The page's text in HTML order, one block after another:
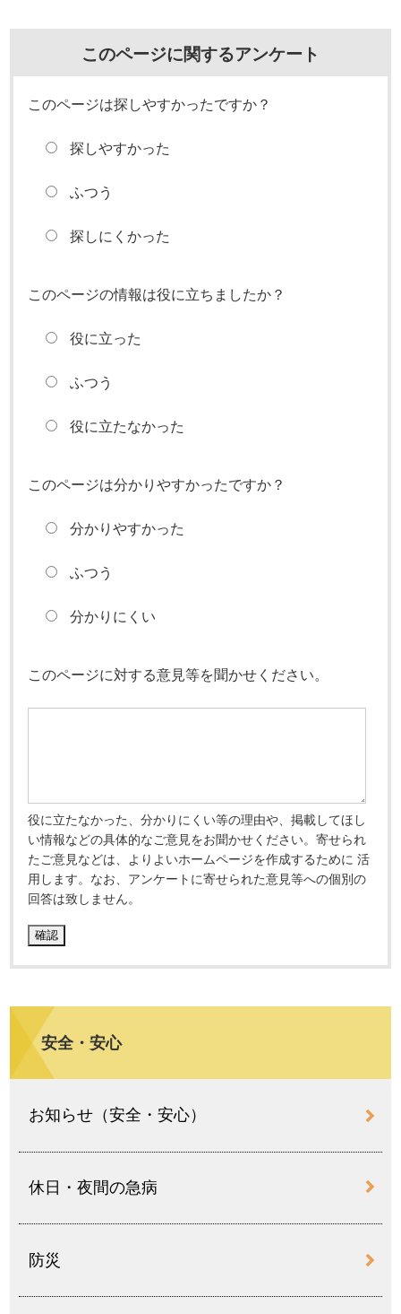
このページに関するアンケート
このページは探しやすかったですか？
探しやすかった
ふつう
探しにくかった
このページの情報は役に立ちましたか？
役に立った
ふつう
役に立たなかった
このページは分かりやすかったですか？
分かりやすかった
ふつう
分かりにくい
このページに対する意見等を聞かせください。
役に立たなかった、分かりにくい等の理由や、掲載してほし
い情報などの具体的なご意見をお聞かせください。寄せられ
たご意見などは、よりよいホームページを作成するために 活
用します。なお、アンケートに寄せられた意見等への個別の
回答は致しません。
安全・安心
お知らせ（安全・安心）
休日・夜間の急病
防災